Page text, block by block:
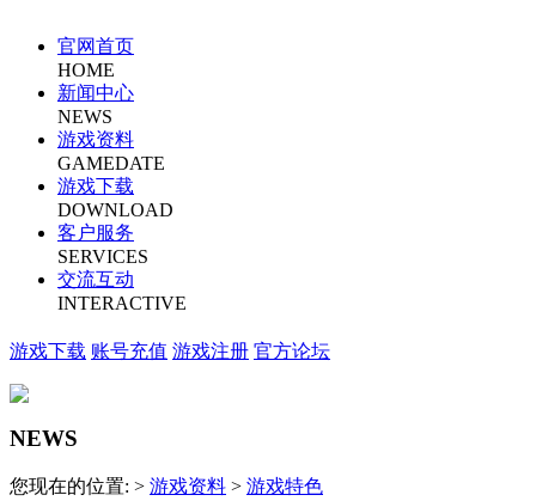
官网首页
HOME
新闻中心
NEWS
游戏资料
GAMEDATE
游戏下载
DOWNLOAD
客户服务
SERVICES
交流互动
INTERACTIVE
游戏下载 账号充值 游戏注册 官方论坛
NEWS
您现在的位置: > 游戏资料 > 游戏特色